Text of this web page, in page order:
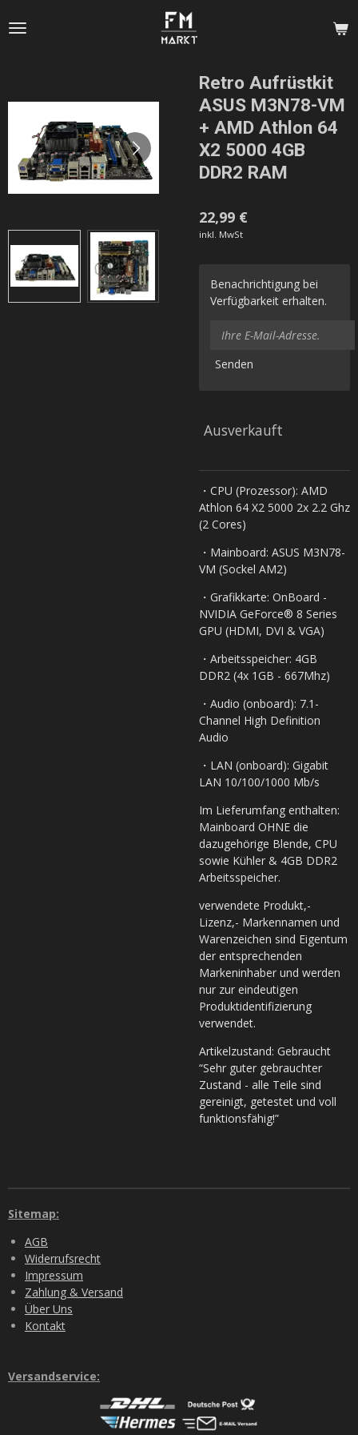
Hauptinhalt
Retro Aufrüstkit
ASUS M3N78-VM
+ AMD Athlon 64
X2 5000 4GB
DDR2 RAM
22,99 €
inkl. MwSt
Benachrichtigung bei
Verfügbarkeit erhalten.
Senden
Ausverkauft
・CPU (Prozessor): AMD
Athlon 64 X2 5000 2x 2.2 Ghz
(2 Cores)
・Mainboard: ASUS M3N78-
VM (Sockel AM2)
・Grafikkarte: OnBoard -
NVIDIA GeForce® 8 Series
GPU (HDMI, DVI & VGA)
・Arbeitsspeicher: 4GB
DDR2 (4x 1GB - 667Mhz)
・Audio (onboard): 7.1-
Channel High Definition
Audio
・LAN (onboard): Gigabit
LAN 10/100/1000 Mb/s
Im Lieferumfang enthalten:
Mainboard OHNE die
dazugehörige Blende, CPU
sowie Kühler & 4GB DDR2
Arbeitsspeicher.
verwendete Produkt,-
Lizenz,- Markennamen und
Warenzeichen sind Eigentum
der entsprechenden
Markeninhaber und werden
nur zur eindeutigen
Produktidentifizierung
verwendet.
Artikelzustand: Gebraucht
“Sehr guter gebrauchter
Zustand - alle Teile sind
gereinigt, getestet und voll
funktionsfähig!”
Sitemap:
AGB
Widerrufsrecht
Impressum
Zahlung & Versand
Über Uns
Kontakt
Versandservice: